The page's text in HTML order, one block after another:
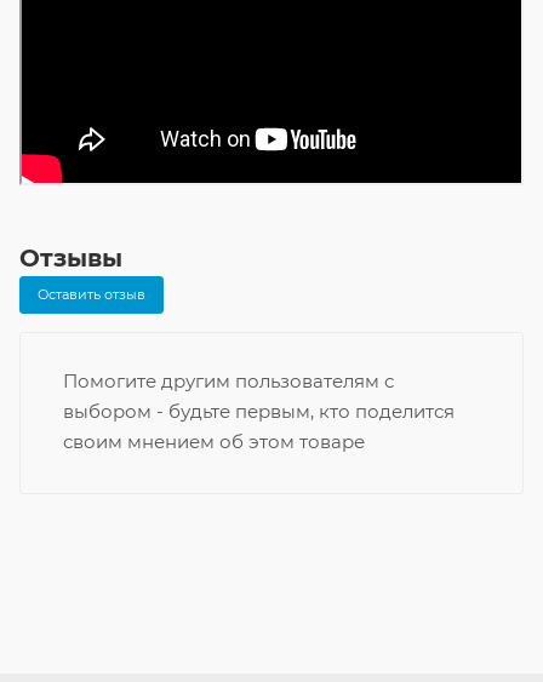
Отзывы
Оставить отзыв
Помогите другим пользователям с
выбором - будьте первым, кто поделится
своим мнением об этом товаре